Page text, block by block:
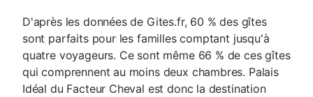
D'après les données de Gites.fr, 60 % des gîtes
sont parfaits pour les familles comptant jusqu'à
quatre voyageurs. Ce sont même 66 % de ces gîtes
qui comprennent au moins deux chambres. Palais
Idéal du Facteur Cheval est donc la destination